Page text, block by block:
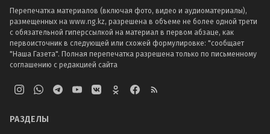
Перепечатка материалов (включая фото, видео и аудиоматериалы),
размещенных на www.ng.kz, разрешена в объеме не более одной трети
с обязательной гиперссылкой на материал в первом абзаце, как
первоисточник в следующей или схожей формулировке: "сообщает
"Наша Газета". Полная перепечатка разрешена только по письменному
соглашению с редакцией сайта
РАЗДЕЛЫ